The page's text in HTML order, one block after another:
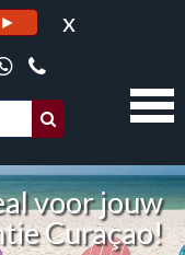
► x
voor jouw
Curaçao!